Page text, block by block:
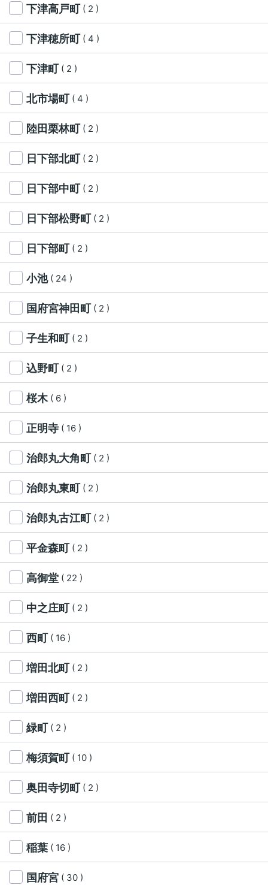
下津高戸町 ( 2 )
下津穂所町 ( 4 )
下津町 ( 2 )
北市場町 ( 4 )
陸田栗林町 ( 2 )
日下部北町 ( 2 )
日下部中町 ( 2 )
日下部松野町 ( 2 )
日下部町 ( 2 )
小池 ( 24 )
国府宮神田町 ( 2 )
子生和町 ( 2 )
込野町 ( 2 )
桜木 ( 6 )
正明寺 ( 16 )
治郎丸大角町 ( 2 )
治郎丸東町 ( 2 )
治郎丸古江町 ( 2 )
平金森町 ( 2 )
高御堂 ( 22 )
中之庄町 ( 2 )
西町 ( 16 )
増田北町 ( 2 )
増田西町 ( 2 )
緑町 ( 2 )
梅須賀町 ( 10 )
奥田寺切町 ( 2 )
前田 ( 2 )
稲葉 ( 16 )
国府宮 ( 30 )